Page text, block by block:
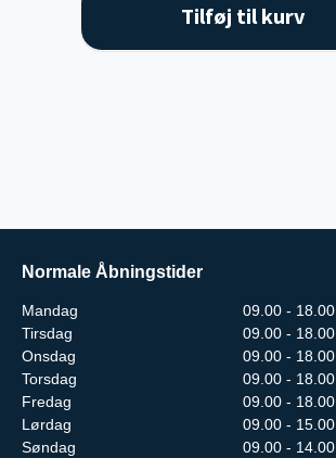
Tilføj til kurv
Normale Åbningstider
Mandag
09.00 - 18.00
Tirsdag
09.00 - 18.00
Onsdag
09.00 - 18.00
Torsdag
09.00 - 18.00
Fredag
09.00 - 18.00
Lørdag
09.00 - 15.00
Søndag
09.00 - 14.00